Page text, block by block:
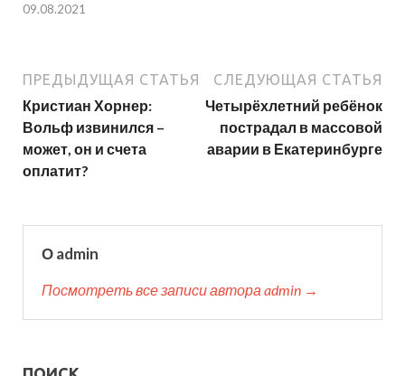
09.08.2021
ПРЕДЫДУЩАЯ СТАТЬЯ
Кристиан Хорнер:
Вольф извинился –
может, он и счета
оплатит?
СЛЕДУЮЩАЯ СТАТЬЯ
Четырёхлетний ребёнок
пострадал в массовой
аварии в Екатеринбурге
О admin
Посмотреть все записи автора admin →